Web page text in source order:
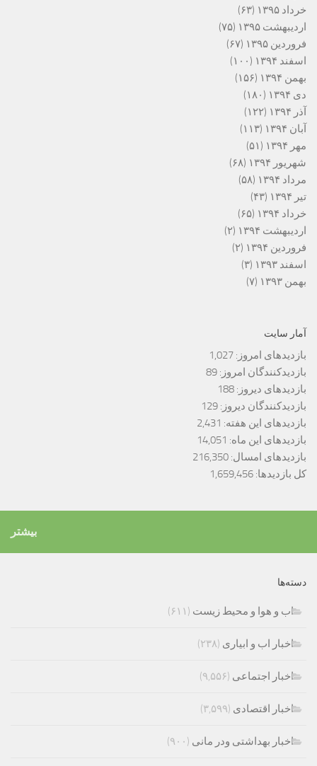
خرداد ۱۳۹۵
(۶۳)
اردیبهشت ۱۳۹۵
(۷۵)
فروردین ۱۳۹۵
(۶۷)
اسفند ۱۳۹۴
(۱۰۰)
بهمن ۱۳۹۴
(۱۵۶)
دی ۱۳۹۴
(۱۸۰)
آذر ۱۳۹۴
(۱۲۲)
آبان ۱۳۹۴
(۱۱۳)
مهر ۱۳۹۴
(۵۱)
شهریور ۱۳۹۴
(۶۸)
مرداد ۱۳۹۴
(۵۸)
تیر ۱۳۹۴
(۴۳)
خرداد ۱۳۹۴
(۶۵)
اردیبهشت ۱۳۹۴
(۲)
فروردین ۱۳۹۴
(۲)
اسفند ۱۳۹۳
(۳)
بهمن ۱۳۹۳
(۷)
آمار سایت
بازدیدهای امروز: 1,027
بازدیدکنندگان امروز: 89
بازدیدهای دیروز: 188
بازدیدکنندگان دیروز: 129
بازدیدهای این هفته: 2,431
بازدیدهای این ماه: 14,051
بازدیدهای امسال: 216,350
کل بازدیدها: 1,659,456
بیشتر
دسته‌ها
اب و هوا و محیط زیست (۶۱۱)
اخبار اب و ابیاری (۲۳۸)
اخبار اجتماعی (۹,۵۵۶)
اخبار اقتصادی (۳,۵۹۹)
اخبار بهداشتی ودر مانی (۹۰۰)